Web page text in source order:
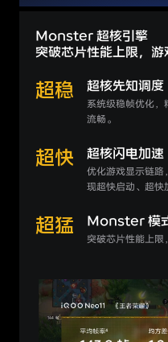
Monster 超核引擎
突破芯片性能上限，
超稳 超核先知调度
系统级稳帧优化，
流畅。
超快 超核闪电加速
优化游戏显示链路
现超快启动、超快
超猛 Monster 模
突破芯片性能上限